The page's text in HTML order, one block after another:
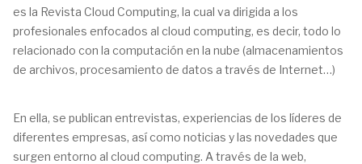
es la Revista Cloud Computing, la cual va dirigida a los
profesionales enfocados al cloud computing, es decir, todo lo
relacionado con la computación en la nube (almacenamientos
de archivos, procesamiento de datos a través de Internet…)
En ella, se publican entrevistas, experiencias de los líderes de
diferentes empresas, así como noticias y las novedades que
surgen entorno al cloud computing. A través de la web,